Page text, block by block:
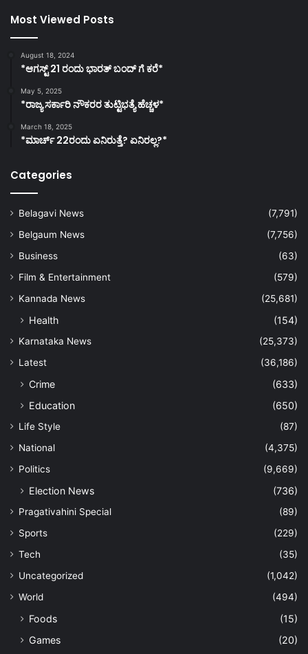
Most Viewed Posts
August 18, 2024
*ಆಗಸ್ಟ್ 21 ರಂದು ಭಾರತ್‌ ಬಂದ್‌ ಗೆ ಕರೆ*
May 5, 2025
*ರಾಜ್ಯ ಸರ್ಕಾರಿ ನೌಕರರ ತುಟ್ಟಿಭತ್ಯೆ ಹೆಚ್ಚಳ*
March 18, 2025
*ಮಾರ್ಚ್ 22ರಂದು ಏನಿರುತ್ತೆ? ಏನಿರಲ್ಲ?*
Categories
Belagavi News
(7,791)
Belgaum News
(7,756)
Business
(63)
Film & Entertainment
(579)
Kannada News
(25,681)
Health (154)
Karnataka News
(25,373)
Latest
(36,186)
Crime
(633)
Education
(650)
Life Style
(87)
National
(4,375)
Politics
(9,669)
Election News (736)
Pragativahini Special
(89)
Sports
(229)
Tech
(35)
Uncategorized
(1,042)
World
(494)
Foods
(15)
Games
(20)